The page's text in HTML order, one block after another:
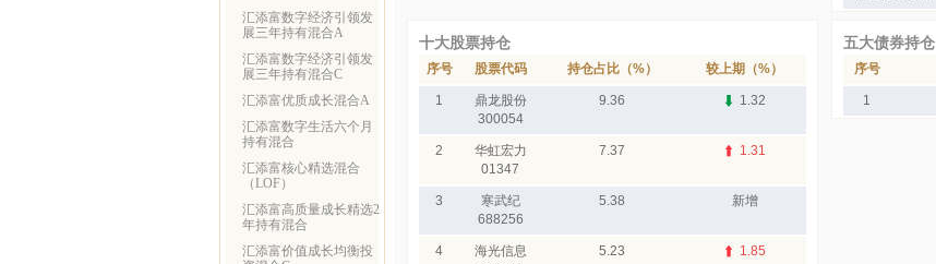
汇添富数字经济引领发
展三年持有混合A
汇添富数字经济引领发
展三年持有混合C
汇添富优质成长混合A
汇添富数字生活六个月
持有混合
汇添富核心精选混合
（LOF）
汇添富高质量成长精选2
年持有混合
汇添富价值成长均衡投
十大股票持仓
序号 股票代码 持仓占比（%） 较上期（%）
1
鼎龙股份
300054
9.36 1.32
2
华虹宏力
01347
7.37 1.31
3
寒武纪
688256
5.38 新增
4
海光信息
5.23 1.85
五大债券持仓
序号
1